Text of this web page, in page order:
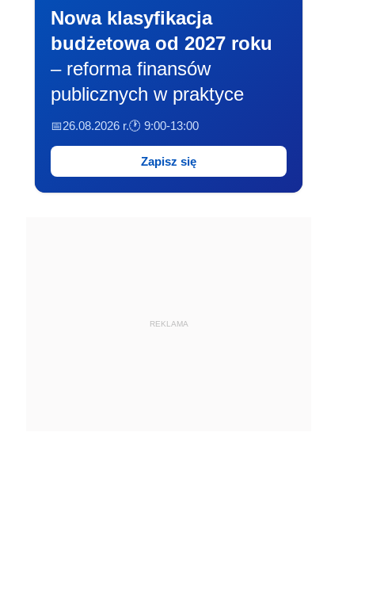
Nowa klasyfikacja
budżetowa od 2027 roku
– reforma finansów
publicznych w praktyce
📅26.08.2026 r.🕐 9:00-13:00
Zapisz się
REKLAMA